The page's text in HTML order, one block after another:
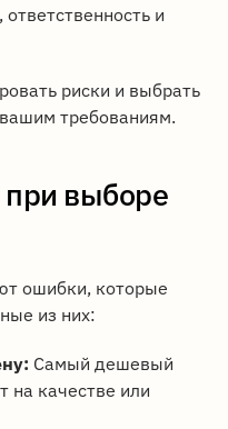
и
риски и выбрать
требованиям.
выборе
ошибки, которые
из них:
Самый дешевый
на качестве или